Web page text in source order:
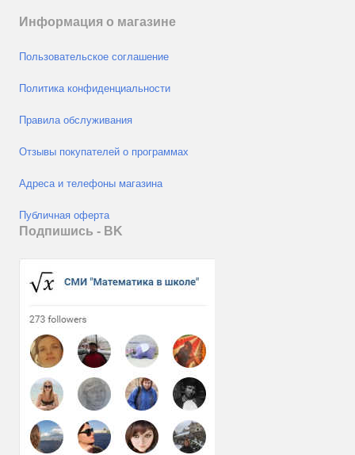
Информация о магазине
Пользовательское соглашение
Политика конфиденциальности
Правила обслуживания
Отзывы покупателей о программах
Адреса и телефоны магазина
Публичная оферта
Подпишись - ВK